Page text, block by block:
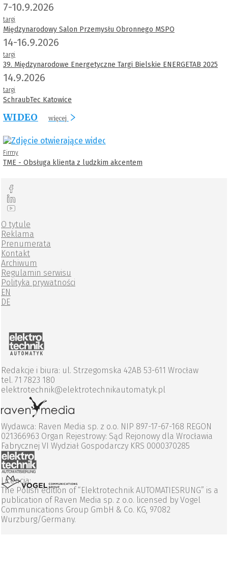
7-10.9.2026
targi
Międzynarodowy Salon Przemysłu Obronnego MSPO
14-16.9.2026
targi
39. Międzynarodowe Energetyczne Targi Bielskie ENERGETAB 2025
14.9.2026
targi
SchraubTec Katowice
WIDEO więcej
Firmy
TME - Obsługa klienta z ludzkim akcentem
O tytule
Reklama
Prenumerata
Kontakt
Archiwum
Regulamin serwisu
Polityka prywatności
EN
DE
Redakcje i biura: ul. Strzegomska 42AB 53-611 Wrocław
tel. 71 7823 180
elektrotechnik@elektrotechnikautomatyk.pl
Wydawca: Raven Media sp. z o.o. NIP 897-17-67-168 REGON
021366963 Organ Rejestrowy: Sąd Rejonowy dla Wrocławia
Fabrycznej VI Wydział Gospodarczy KRS 0000370285
Licencja:
The Polish edition of “Elektrotechnik AUTOMATIESRUNG” is a
publication of Raven Media sp. z o.o. licensed by Vogel
Communications Group GmbH & Co. KG, 97082
Wurzburg/Germany.